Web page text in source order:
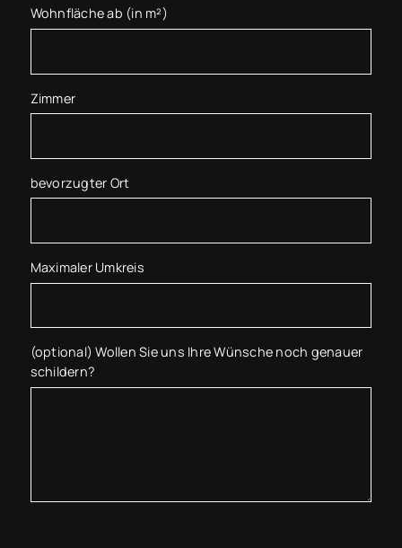
Wohnfläche ab (in m²)
Zimmer
bevorzugter Ort
Maximaler Umkreis
(optional) Wollen Sie uns Ihre Wünsche noch genauer
schildern?